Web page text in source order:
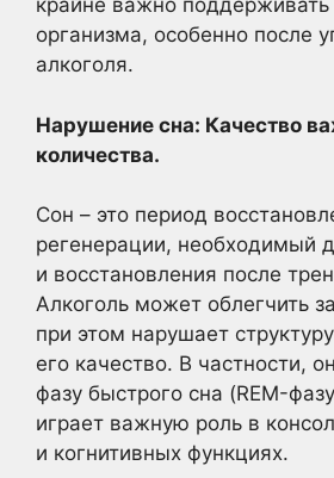
крайне важно
организма, особенно после
алкоголя.
Нарушение сна: Качество
количества.
Сон – это период
регенерации, необходимый
и восстановления после
Алкоголь может облегчить
при этом нарушает
его качество. В частности,
фазу быстрого сна (REM-
играет важную роль в
и когнитивных функциях.